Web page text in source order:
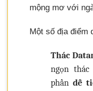
mộng mơ với
Một số địa điểm
Thác
ngọn
phầndễ